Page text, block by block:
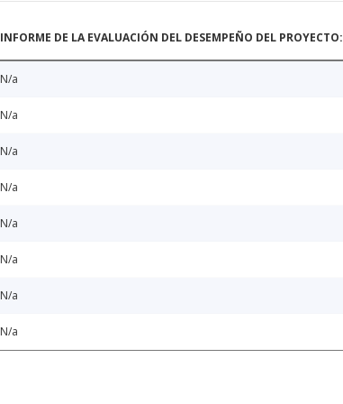
INFORME DE LA EVALUACIÓN DEL DESEMPEÑO DEL PROYECTO:
N/a
N/a
N/a
N/a
N/a
N/a
N/a
N/a